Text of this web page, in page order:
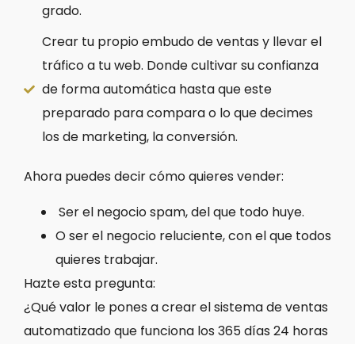
grado.
Crear tu propio embudo de ventas y llevar el
tráfico a tu web. Donde cultivar su confianza
de forma automática hasta que este
preparado para compara o lo que decimes
los de marketing, la conversión.
Ahora puedes decir cómo quieres vender:
Ser el negocio spam, del que todo huye.
O ser el negocio reluciente, con el que todos
quieres trabajar.
Hazte esta pregunta:
¿Qué valor le pones a crear el sistema de ventas
automatizado que funciona los 365 días 24 horas